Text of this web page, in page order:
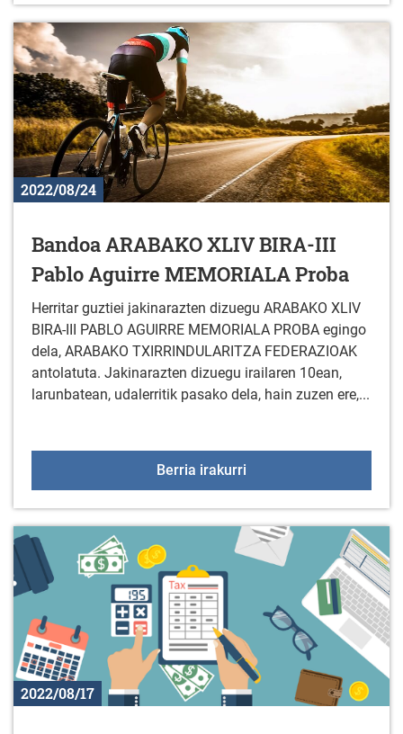
2022/08/24
Bandoa ARABAKO XLIV BIRA-III
Pablo Aguirre MEMORIALA Proba
Herritar guztiei jakinarazten dizuegu ARABAKO XLIV
BIRA-III PABLO AGUIRRE MEMORIALA PROBA egingo
dela, ARABAKO TXIRRINDULARITZA FEDERAZIOAK
antolatuta. Jakinarazten dizuegu irailaren 10ean,
larunbatean, udalerritik pasako dela, hain zuzen ere,...
Berria irakurri
2022/08/17